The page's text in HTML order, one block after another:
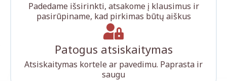
Padedame išsirinkti, atsakome į klausimus ir
pasirūpiname, kad pirkimas būtų aiškus
Patogus atsiskaitymas
Atsiskaitymas kortele ar pavedimu. Paprasta ir
saugu